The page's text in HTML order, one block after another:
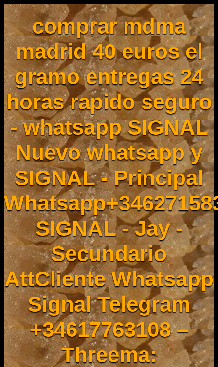
comprar mdma
madrid 40 euros el
gramo entregas 24
horas rapido seguro
- whatsapp SIGNAL
Nuevo whatsapp y
SIGNAL - Principal
SIGNAL - Jay -
Secundario
AttCliente Whatsapp
Signal Telegram
+34617763108 –
Threema: